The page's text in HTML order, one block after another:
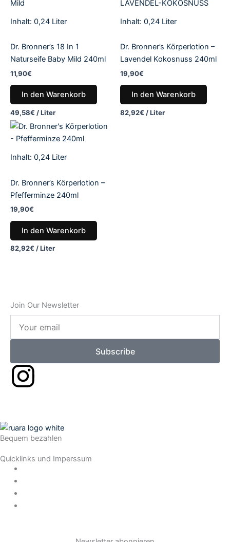
Inhalt: 0,24 Liter
Dr. Bronner’s 18 In 1
Naturseife Baby Mild 240ml
11,90€
In den Warenkorb
49,58€ /Liter
Inhalt: 0,24 Liter
Dr. Bronner’s Körperlotion –
Lavendel Kokosnuss 240ml
19,90€
In den Warenkorb
82,92€ /Liter
Inhalt: 0,24 Liter
Dr. Bronner’s Körperlotion –
Pfefferminze 240ml
19,90€
In den Warenkorb
82,92€ /Liter
Join Our Newsletter
email
Subscribe
I
s
t
Bequem bezahlen
Quicklinks und Imperssum